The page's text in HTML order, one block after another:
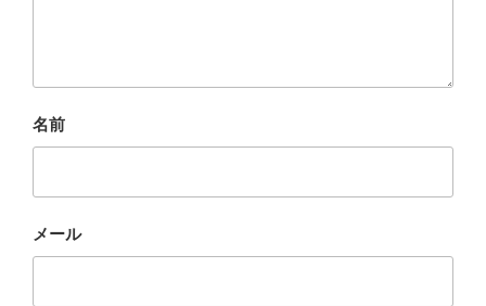
名前
メール